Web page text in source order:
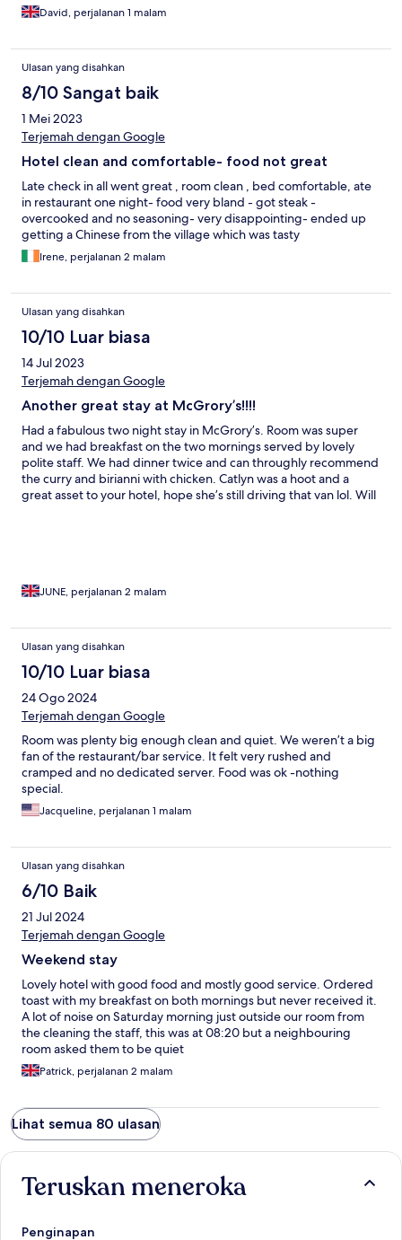
David, perjalanan 1 malam
Ulasan yang disahkan
8/10 Sangat baik
1 Mei 2023
Terjemah dengan Google
Hotel clean and comfortable- food not great
Late check in all went great , room clean , bed comfortable, ate
in restaurant one night- food very bland - got steak -
overcooked and no seasoning- very disappointing- ended up
getting a Chinese from the village which was tasty
Irene, perjalanan 2 malam
Ulasan yang disahkan
10/10 Luar biasa
14 Jul 2023
Terjemah dengan Google
Another great stay at McGrory’s!!!!
Had a fabulous two night stay in McGrory’s. Room was super
and we had breakfast on the two mornings served by lovely
polite staff. We had dinner twice and can throughly recommend
the curry and birianni with chicken. Catlyn was a hoot and a
great asset to your hotel, hope she’s still driving that van lol. Will
JUNE, perjalanan 2 malam
Ulasan yang disahkan
10/10 Luar biasa
24 Ogo 2024
Terjemah dengan Google
Room was plenty big enough clean and quiet. We weren’t a big
fan of the restaurant/bar service. It felt very rushed and
cramped and no dedicated server. Food was ok -nothing
special.
Jacqueline, perjalanan 1 malam
Ulasan yang disahkan
6/10 Baik
21 Jul 2024
Terjemah dengan Google
Weekend stay
Lovely hotel with good food and mostly good service. Ordered
toast with my breakfast on both mornings but never received it.
A lot of noise on Saturday morning just outside our room from
the cleaning the staff, this was at 08:20 but a neighbouring
room asked them to be quiet
Patrick, perjalanan 2 malam
Lihat semua 80 ulasan
Teruskan meneroka
Penginapan